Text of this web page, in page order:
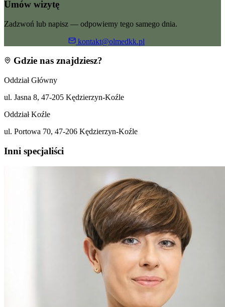
Umów wizytę
Zadzwoń lub napisz — odpowiemy tego samego dnia.
kontakt@olmedkk.pl
Gdzie nas znajdziesz?
Oddział Główny
ul. Jasna 8, 47-205 Kędzierzyn-Koźle
Oddział Koźle
ul. Portowa 70, 47-206 Kędzierzyn-Koźle
Inni specjaliści